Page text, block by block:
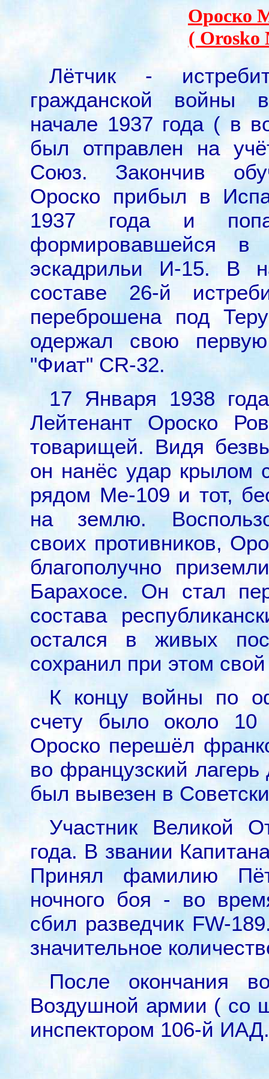
Ороско
( Orosko
Лётчик -
гражданской
начале 1937 года ( в
был отправлен на
Союз. Закончив
Ороско прибыл в
1937 года и
формировавшейся
эскадрильи И-15. В
составе 26-й
переброшена под
одержал свою
"Фиат" CR-32.
17 Января 1938
Лейтенант Ороско
товарищей. Видя
он нанёс удар крылом
рядом Ме-109 и тот,
на землю.
своих противников,
благополучно
Барахосе. Он стал
состава
остался в живых
сохранил при этом
К концу войны по
счету было около
Ороско перешёл
во французский
был вывезен в
Участник Великой
года. В звании
Принял фамилию
ночного боя - во
сбил разведчик FW-
значительное
После окончания
Воздушной армии ( со
инспектором 106-й ИАД.